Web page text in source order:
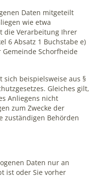
Daten mitgeteilt
wie etwa
die Verarbeitung Ihrer
6 Absatz 1 Buchstabe e)
Gemeinde Schorfheide
beispielsweise aus §
Gleiches gilt,
Anliegens nicht
zum Zwecke der
zuständigen Behörden
Daten nur an
ist oder Sie vorher